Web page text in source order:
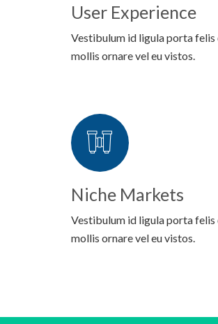
User Experience
Vestibulum id ligula porta felis
mollis ornare vel eu vistos.
Niche Markets
Vestibulum id ligula porta felis
mollis ornare vel eu vistos.